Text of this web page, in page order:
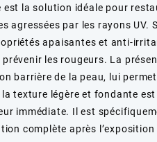
est la solution idéale pour
agressées par les rayons UV.
apaisantes et anti-
les rougeurs. La
barrière de la peau, lui
texture légère et fondante
immédiate. Il est
complète après l’exposition